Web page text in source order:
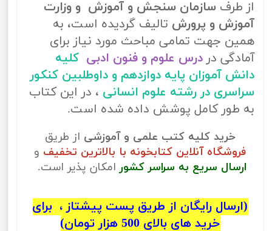
از طرف سازمان سنجش و آموزش و وزارت
آموزش و پرورش تالیف گردیده است، به
همین جهت تمامی مباحث مورد نیاز برای
آمادگی در درس علوم و فنون ادبی کلیه
دانش آموزان پایه دوازدهم و داوطلبین کنکور
سراسری در رشته علوم انسانی ، در این کتاب
به طور کامل پوشش داده شده است.
خرید کلیه کتب علمی و آموزشی از طریق
فروشگاه آنلاین کتابخونه با بالاترین تخفیف و
ارسال سریع به سراسر کشور امکان پذیر است.
(ارسال رایگان از طریق پست پیشتاز ، برای
خرید های بالای 500 هزار تومان)